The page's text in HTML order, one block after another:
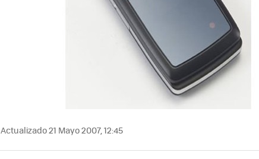
Actualizado 21 Mayo 2007, 12:45